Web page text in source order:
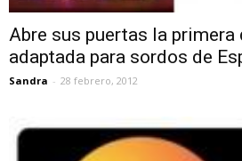
Abre sus puertas la
adaptada para sordos de
Sandra - 28 febrero, 2012